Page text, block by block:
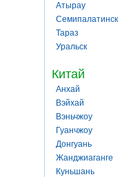
Атырау
Семипалатинск
Тараз
Уральск
Китай
Анхай
Вэйхай
Вэньчжоу
Гуанчжоу
Донгуань
Жанджиаганге
Куньшань